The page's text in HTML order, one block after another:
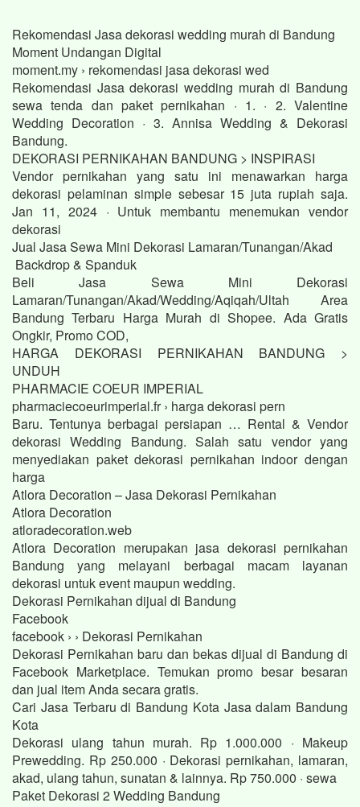
Rekomendasi Jasa dekorasi wedding murah di Bandung
Moment Undangan Digital
moment.my › rekomendasi jasa dekorasi wed
Rekomendasi Jasa dekorasi wedding murah di Bandung
sewa tenda dan paket pernikahan · 1. · 2. Valentine
Wedding Decoration · 3. Annisa Wedding & Dekorasi
Bandung.
DEKORASI PERNIKAHAN BANDUNG > INSPIRASI
Vendor pernikahan yang satu ini menawarkan harga
dekorasi pelaminan simple sebesar 15 juta rupiah saja.
Jan 11, 2024 · Untuk membantu menemukan vendor
dekorasi
Jual Jasa Sewa Mini Dekorasi Lamaran/Tunangan/Akad
Backdrop & Spanduk
Beli Jasa Sewa Mini Dekorasi
Lamaran/Tunangan/Akad/Wedding/Aqiqah/Ultah Area
Bandung Terbaru Harga Murah di Shopee. Ada Gratis
Ongkir, Promo COD,
HARGA DEKORASI PERNIKAHAN BANDUNG >
UNDUH
PHARMACIE COEUR IMPERIAL
pharmaciecoeurimperial.fr › harga dekorasi pern
Baru. Tentunya berbagai persiapan … Rental & Vendor
dekorasi Wedding Bandung. Salah satu vendor yang
menyediakan paket dekorasi pernikahan indoor dengan
harga
Atlora Decoration – Jasa Dekorasi Pernikahan
Atlora Decoration
atloradecoration.web
Atlora Decoration merupakan jasa dekorasi pernikahan
Bandung yang melayani berbagai macam layanan
dekorasi untuk event maupun wedding.
Dekorasi Pernikahan dijual di Bandung
Facebook
facebook › › Dekorasi Pernikahan
Dekorasi Pernikahan baru dan bekas dijual di Bandung di
Facebook Marketplace. Temukan promo besar besaran
dan jual item Anda secara gratis.
Cari Jasa Terbaru di Bandung Kota Jasa dalam Bandung
Kota
Dekorasi ulang tahun murah. Rp 1.000.000 · Makeup
Prewedding. Rp 250.000 · Dekorasi pernikahan, lamaran,
akad, ulang tahun, sunatan & lainnya. Rp 750.000 · sewa
Paket Dekorasi 2 Wedding Bandung